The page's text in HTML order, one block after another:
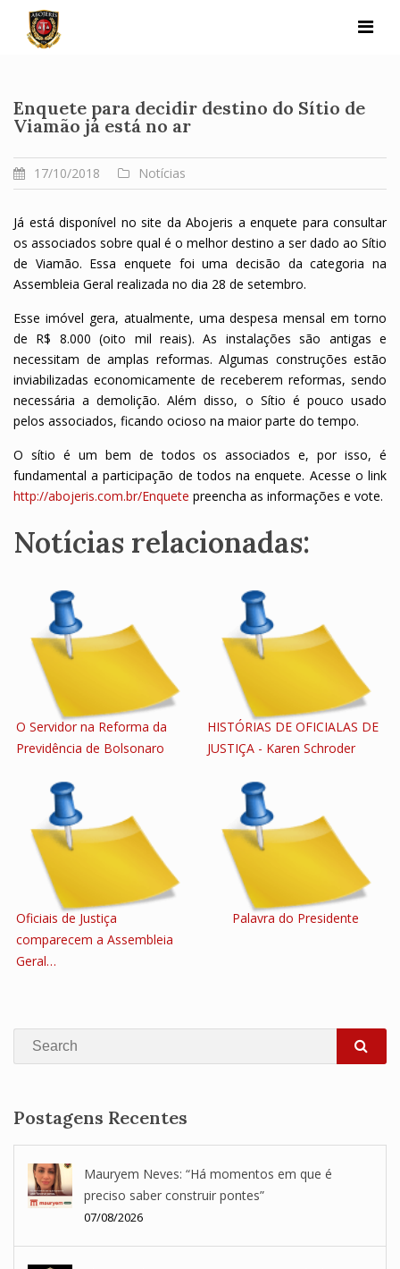
content
Enquete para decidir destino do Sítio de
Viamão já está no ar
17/10/2018 Notícias
Já está disponível no site da Abojeris a enquete para consultar
os associados sobre qual é o melhor destino a ser dado ao Sítio
de Viamão. Essa enquete foi uma decisão da categoria na
Assembleia Geral realizada no dia 28 de setembro.
Esse imóvel gera, atualmente, uma despesa mensal em torno
de R$ 8.000 (oito mil reais). As instalações são antigas e
necessitam de amplas reformas. Algumas construções estão
inviabilizadas economicamente de receberem reformas, sendo
necessária a demolição. Além disso, o Sítio é pouco usado
pelos associados, ficando ocioso na maior parte do tempo.
O sítio é um bem de todos os associados e, por isso, é
fundamental a participação de todos na enquete. Acesse o link
http://abojeris.com.br/Enquete preencha as informações e vote.
Notícias relacionadas:
O Servidor na Reforma da
Previdência de Bolsonaro
HISTÓRIAS DE OFICIALAS DE
JUSTIÇA - Karen Schroder
Oficiais de Justiça
comparecem a Assembleia
Geral…
Palavra do Presidente
Search
Postagens Recentes
Mauryem Neves: “Há momentos em que é
preciso saber construir pontes”
07/08/2026